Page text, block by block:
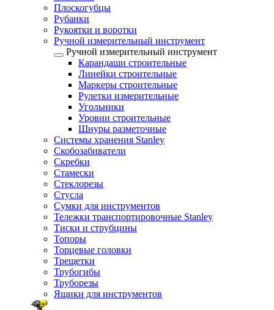
Плоскогубцы
Рубанки
Рукоятки и воротки
Ручной измерительный инструмент
Ручной измерительный инструмент
Карандаши строительные
Линейки строительные
Маркеры строительные
Рулетки измерительные
Угольники
Уровни строительные
Шнуры разметочные
Системы хранения Stanley
Скобозабиватели
Скребки
Стамески
Стеклорезы
Стусла
Сумки для инструментов
Тележки транспортировочные Stanley
Тиски и струбцины
Топоры
Торцевые головки
Трещетки
Трубогибы
Труборезы
Ящики для инструментов